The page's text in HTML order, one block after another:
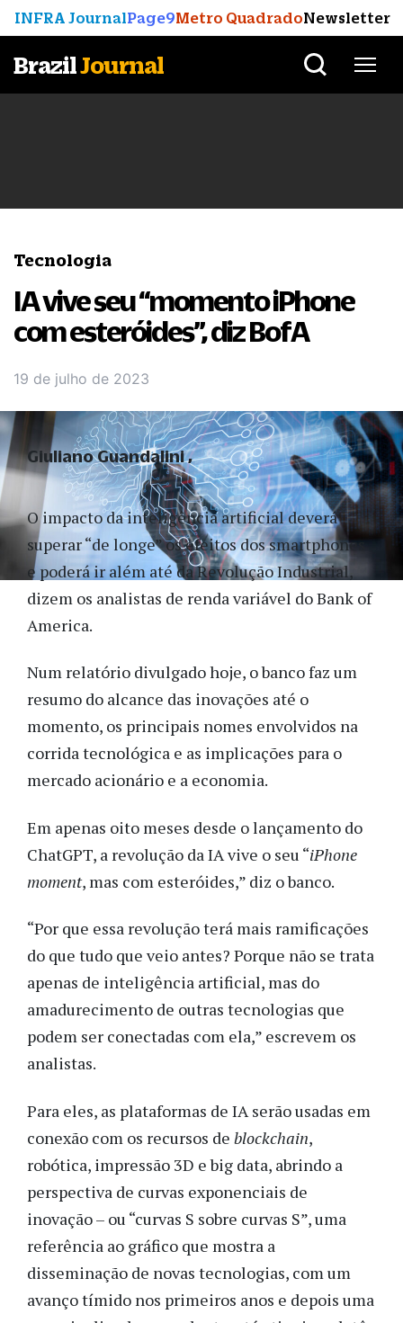
INFRA JournalPage9Metro QuadradoNewsletter
BrazilJournal
Tecnologia
IA vive seu “momento iPhone
com esteróides”, diz BofA
19 de julho de 2023
O impacto da inteligência artificial deverá
superar “de longe” os efeitos dos smartphones
e poderá ir além até da Revolução Industrial,
dizem os analistas de renda variável do Bank of
America.
Num relatório divulgado hoje, o banco faz um
resumo do alcance das inovações até o
momento, os principais nomes envolvidos na
corrida tecnológica e as implicações para o
mercado acionário e a economia.
Em apenas oito meses desde o lançamento do
ChatGPT, a revolução da IA vive o seu “iPhone
moment, mas com esteróides,” diz o banco.
“Por que essa revolução terá mais ramificações
do que tudo que veio antes? Porque não se trata
apenas de inteligência artificial, mas do
amadurecimento de outras tecnologias que
podem ser conectadas com ela,” escrevem os
analistas.
Para eles, as plataformas de IA serão usadas em
conexão com os recursos de blockchain,
robótica, impressão 3D e big data, abrindo a
perspectiva de curvas exponenciais de
inovação – ou “curvas S sobre curvas S”, uma
referência ao gráfico que mostra a
disseminação de novas tecnologias, com um
avanço tímido nos primeiros anos e depois uma
Giuliano Guandalini